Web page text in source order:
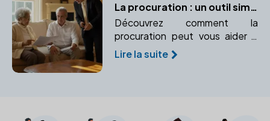
La procuration : un outil simple pour protéger vos intérêts
Découvrez comment la
procuration peut vous aider à
gérer vos affaires en cas
d'incapacité. Apprenez-en plus
Lire la suite